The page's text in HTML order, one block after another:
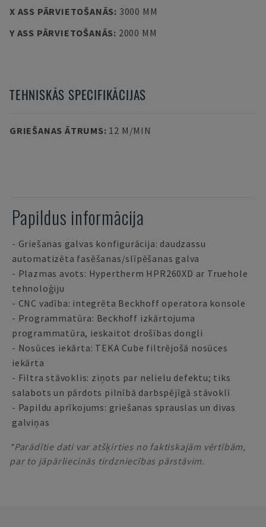
X ASS PĀRVIETOŠANĀS: 3000 MM
Y ASS PĀRVIETOŠANĀS: 2000 MM
TEHNISKĀS SPECIFIKĀCIJAS
GRIEŠANAS ĀTRUMS: 12 M/MIN
Papildus informācija
- Griešanas galvas konfigurācija: daudzassu
automatizēta fasēšanas/slīpēšanas galva
- Plazmas avots: Hypertherm HPR260XD ar Truehole
tehnoloģiju
- CNC vadība: integrēta Beckhoff operatora konsole
- Programmatūra: Beckhoff izkārtojuma
programmatūra, ieskaitot drošības dongli
- Nosūces iekārta: TEKA Cube filtrējošā nosūces
iekārta
- Filtra stāvoklis: ziņots par nelielu defektu; tiks
salabots un pārdots pilnībā darbspējīgā stāvoklī
- Papildu aprīkojums: griešanas sprauslas un divas
galviņas
*Parādītie dati var atšķirties no faktiskajām vērtībām,
par to jāpārliecinās tirdzniecības pārstāvim.